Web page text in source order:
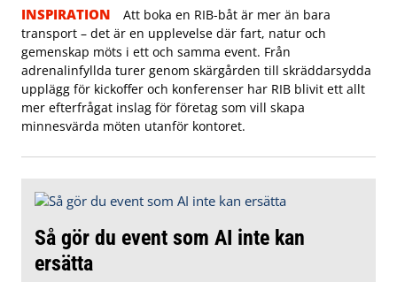
INSPIRATION
Att boka en RIB-båt är mer än bara
transport – det är en upplevelse där fart, natur och
gemenskap möts i ett och samma event. Från
adrenalinfyllda turer genom skärgården till skräddarsydda
upplägg för kickoffer och konferenser har RIB blivit ett allt
mer efterfrågat inslag för företag som vill skapa
minnesvärda möten utanför kontoret.
Så gör du event som AI inte kan
ersätta